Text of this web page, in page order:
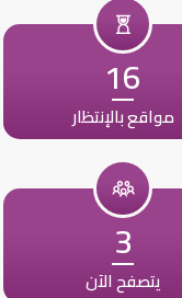
16
مواقع بالإنتظار
3
يتصفح الآن